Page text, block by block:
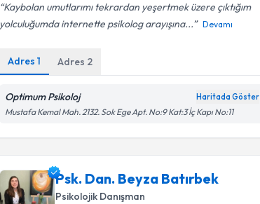
Kaybolan umutlarımı tekrardan yeşertmek üzere çıktığım
yolculuğumda internette psikolog arayışına...
Devamı
Adres1 Adres 2
Optimum Psikoloj Haritada Göster
Mustafa Kemal Mah. 2132. Sok Ege Apt. No:9 Kat:3 İç Kapı No:11
Psk. Dan. Beyza Batırbek
Psikolojik Danışman